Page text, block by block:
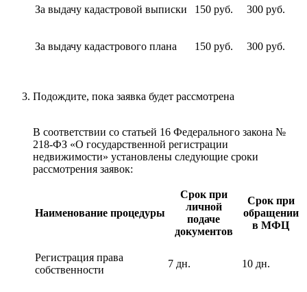
За выдачу кадастровой выписки 150 руб. 300 руб.
За выдачу кадастрового плана 150 руб. 300 руб.
Подождите, пока заявка будет рассмотрена
В соответствии со статьей 16 Федерального закона №
218-ФЗ «О государственной регистрации
недвижимости» установлены следующие сроки
рассмотрения заявок:
Наименование процедуры
Срок при
личной
подаче
документов
Срок при
обращении
в МФЦ
Регистрация права
собственности
7 дн. 10 дн.